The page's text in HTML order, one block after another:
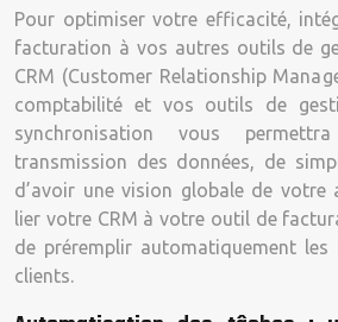
Pour optimiser votre efficacité,
facturation à vos autres outils de
CRM (Customer Relationship
comptabilité et vos outils de
synchronisation vous
transmission des données, de
d’avoir une vision globale de votre
lier votre CRM à votre outil de
de préremplir automatiquement
clients.